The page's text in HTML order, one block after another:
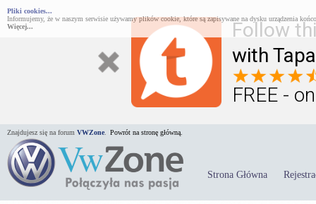
Follow
with
FREE -
Pliki cookies...
Informujemy, że w naszym serwisie używamy plików cookie, które są zapisywane na dysku urządzenia
Więcej...
Znajdujesz się na forum VWZone Powrót na stronę główną.
Strona Główna